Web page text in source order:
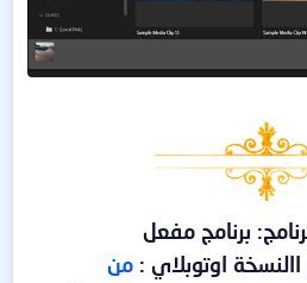
برنامج مفعل
اوتوبلاي : من